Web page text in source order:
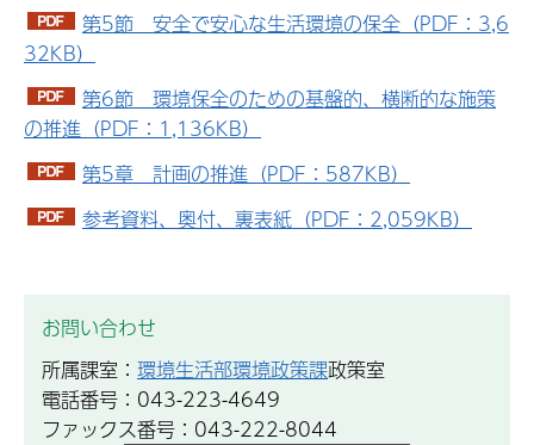
第5節 安全で安心な生活環境の保全（PDF：3,6
32KB）
第6節 環境保全のための基盤的、横断的な施策
の推進（PDF：1,136KB）
第5章 計画の推進（PDF：587KB）
参考資料、奥付、裏表紙（PDF：2,059KB）
お問い合わせ
所属課室： 環境生活部環境政策課政策室
電話番号：043-223-4649
ファックス番号：043-222-8044